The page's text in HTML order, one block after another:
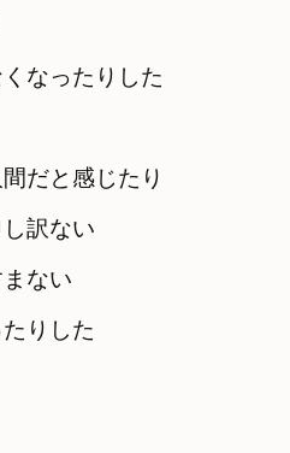
なったりした
だと感じたり
訳ない
ない
りした